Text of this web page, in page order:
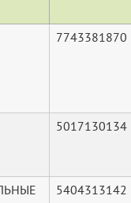
7743381870
5017130134
5404313142